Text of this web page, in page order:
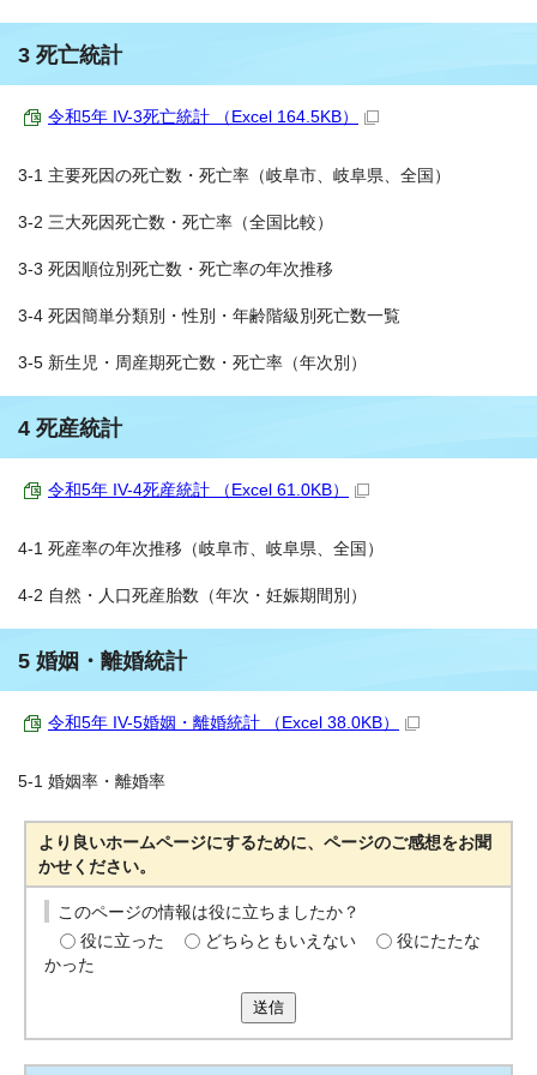
3 死亡統計
令和5年 IV-3死亡統計 （Excel 164.5KB）
3-1 主要死因の死亡数・死亡率（岐阜市、岐阜県、全国）
3-2 三大死因死亡数・死亡率（全国比較）
3-3 死因順位別死亡数・死亡率の年次推移
3-4 死因簡単分類別・性別・年齢階級別死亡数一覧
3-5 新生児・周産期死亡数・死亡率（年次別）
4 死産統計
令和5年 IV-4死産統計 （Excel 61.0KB）
4-1 死産率の年次推移（岐阜市、岐阜県、全国）
4-2 自然・人口死産胎数（年次・妊娠期間別）
5 婚姻・離婚統計
令和5年 IV-5婚姻・離婚統計 （Excel 38.0KB）
5-1 婚姻率・離婚率
より良いホームページにするために、ページのご感想をお聞
かせください。
このページの情報は役に立ちましたか？
役に立った
どちらともいえない
役にたたな
かった
送信